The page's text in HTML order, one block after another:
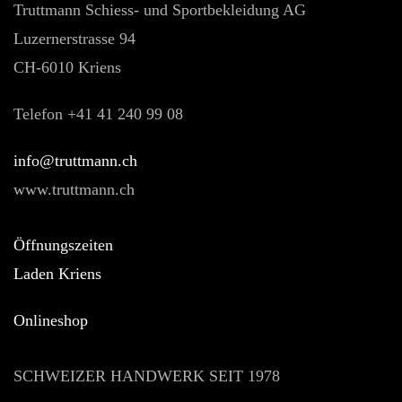
Truttmann Schiess- und Sportbekleidung AG
Luzernerstrasse 94
CH-6010 Kriens
Telefon +41 41 240 99 08
hc.nnamtturt@ofni
www.truttmann.ch
Öffnungszeiten
Laden Kriens
Onlineshop
SCHWEIZER HANDWERK SEIT 1978